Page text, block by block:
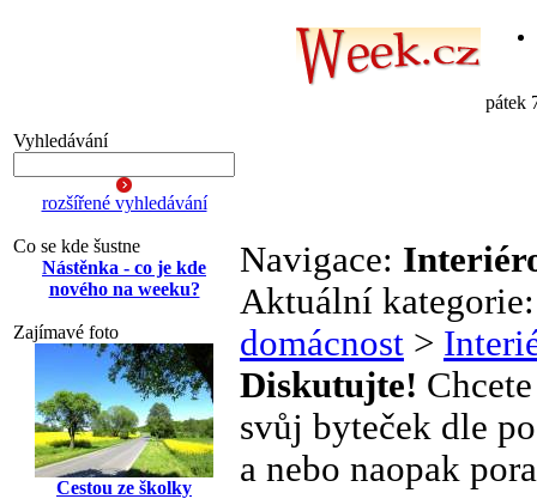
pátek
Vyhledávání
rozšířené vyhledávání
Co se kde šustne
Nástěnka - co je kde
nového na weeku?
Zajímavé foto
Cestou ze školky
Navigace:
Aktuální
domácnost >
Diskutujte!
svůj byteček dle
a nebo naopak